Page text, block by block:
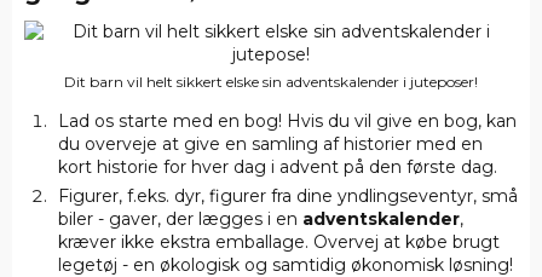
Dit barn vil helt sikkert elske sin adventskalender i juteposer!
Lad os starte med en bog! Hvis du vil give en bog, kan
du overveje at give en samling af historier med en
kort historie for hver dag i advent på den første dag.
Figurer, f.eks. dyr, figurer fra dine yndlingseventyr, små
biler - gaver, der lægges i en adventskalender,
kræver ikke ekstra emballage. Overvej at købe brugt
legetøj - en økologisk og samtidig økonomisk løsning!